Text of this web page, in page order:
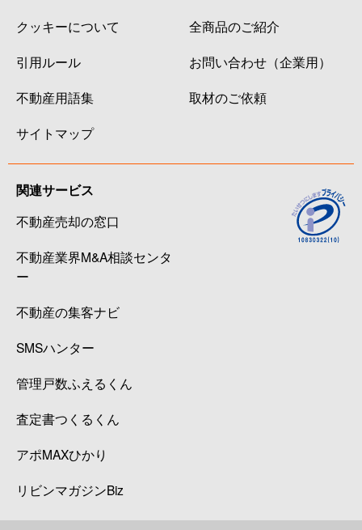
クッキーについて
引用ルール
不動産用語集
サイトマップ
全商品のご紹介
お問い合わせ（企業用）
取材のご依頼
関連サービス
不動産売却の窓口
不動産業界M&A相談センタ
ー
不動産の集客ナビ
SMSハンター
管理戸数ふえるくん
査定書つくるくん
アポMAXひかり
リビンマガジンBiz